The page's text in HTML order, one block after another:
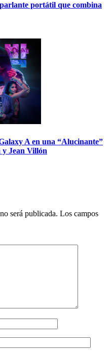
portátil que combina
A en una “Alucinante”
Jean Villón
será publicada. Los campos